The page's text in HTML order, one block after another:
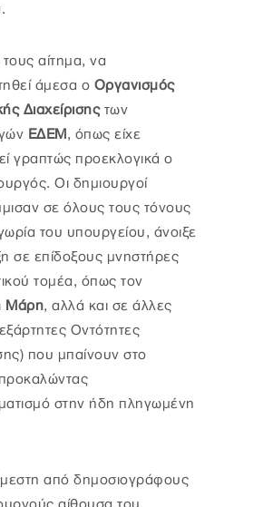
αίτημα, να
άμεσα ο Οργανισμός
Διαχείρισηςτων
ΕΔΕΜ , όπως είχε
γραπτώς προεκλογικά ο
Οι δημιουργοί
σε όλους τους τόνους
του υπουργείου, άνοιξε
σε επίδοξους μνηστήρες
τομέα, όπως τον
Μάρη, αλλά και σε άλλες
Οντότητες
που μπαίνουν στο
προκαλώντας
στην ήδη πληγωμένη
από δημοσιογράφους